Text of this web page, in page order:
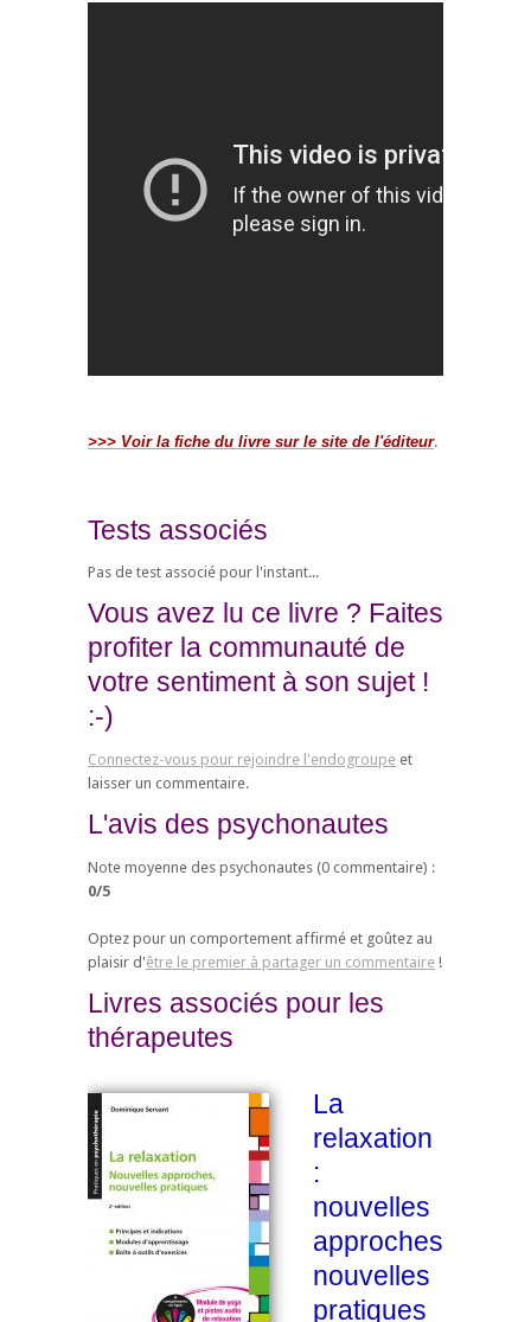
>>> Voir la fiche du livre sur le site de l'éditeur.
Tests associés
Pas de test associé pour l'instant...
Vous avez lu ce livre ? Faites
profiter la communauté de
votre sentiment à son sujet !
:-)
Connectez-vous pour rejoindre l'endogroupe et
laisser un commentaire.
L'avis des psychonautes
Note moyenne des psychonautes (0 commentaire) :
0/5
Optez pour un comportement affirmé et goûtez au
plaisir d'être le premier à partager un commentaire !
Livres associés pour les
thérapeutes
La
relaxation
:
nouvelles
approches,
nouvelles
pratiques